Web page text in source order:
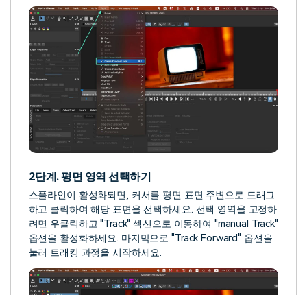
2단계. 평면 영역 선택하기
스플라인이 활성화되면, 커서를 평면 표면 주변으로 드래그
하고 클릭하여 해당 표면을 선택하세요. 선택 영역을 고정하
려면 우클릭하고 "Track" 섹션으로 이동하여 "manual Track"
옵션을 활성화하세요. 마지막으로 "Track Forward" 옵션을
눌러 트래킹 과정을 시작하세요.